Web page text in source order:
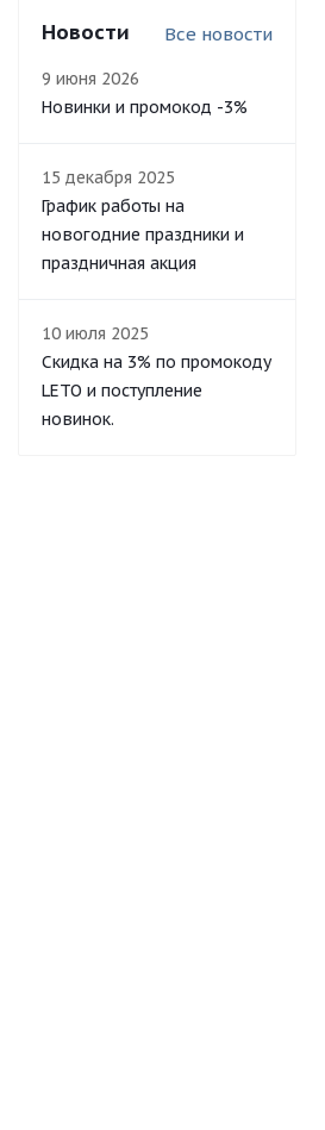
Новости Все новости
9 июня 2026
Новинки и промокод -3%
15 декабря 2025
График работы на
новогодние праздники и
праздничная акция
10 июля 2025
Скидка на 3% по промокоду
LETO и поступление
новинок.